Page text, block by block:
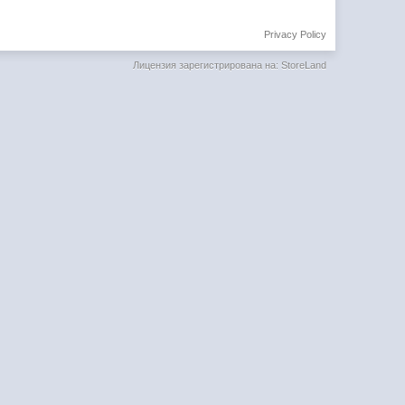
Privacy Policy
Лицензия зарегистрирована на: StoreLand